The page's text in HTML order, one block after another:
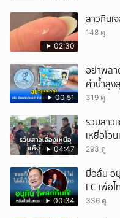
02:30
สาวกินเ
148 ดู
00:51
อย่าพลา
ค่าน้ำสูง
319 ดู
04:47
รวบสาว
เหยื่อโอ
บาท
293 ดู
00:34
มื่อลั่น อ
FC เพื่อไ
336 ดู